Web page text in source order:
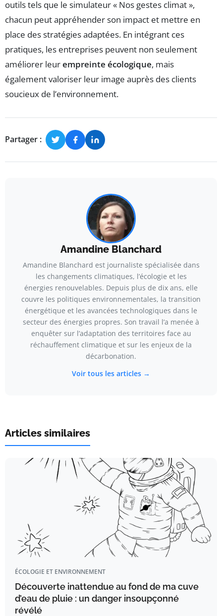
outils tels que le simulateur « Nos gestes climat »,
chacun peut appréhender son impact et mettre en
place des stratégies adaptées. En intégrant ces
pratiques, les entreprises peuvent non seulement
améliorer leurempreinte écologique, mais
également valoriser leur image auprès des clients
soucieux de l’environnement.
Partager :
Amandine Blanchard
Amandine Blanchard est journaliste spécialisée dans
les changements climatiques, l’écologie et les
énergies renouvelables. Depuis plus de dix ans, elle
couvre les politiques environnementales, la transition
énergétique et les avancées technologiques dans le
secteur des énergies propres. Son travail l’a menée à
enquêter sur l’adaptation des territoires face au
réchauffement climatique et sur les enjeux de la
décarbonation.
Voir tous les articles →
Articles similaires
ÉCOLOGIE ET ENVIRONNEMENT
Découverte inattendue au fond de ma cuve
d’eau de pluie : un danger insoupçonné
révélé